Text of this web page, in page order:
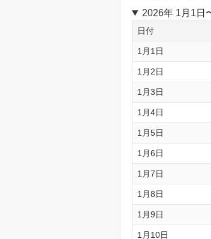
2026年 1月1日
日付
1月1日
1月2日
1月3日
1月4日
1月5日
1月6日
1月7日
1月8日
1月9日
1月10日